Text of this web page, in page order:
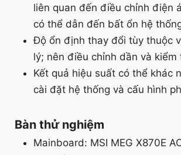
liên quan đến điều chỉnh điện
có thể dẫn đến bất ổn hệ
Độ ổn định thay đổi tùy thuộc
lý; nên điều chỉnh dần và kiểm
Kết quả hiệu suất có thể khác
cài đặt hệ thống và cấu hình
Bàn thử nghiệm
Mainboard: MSI MEG X870E